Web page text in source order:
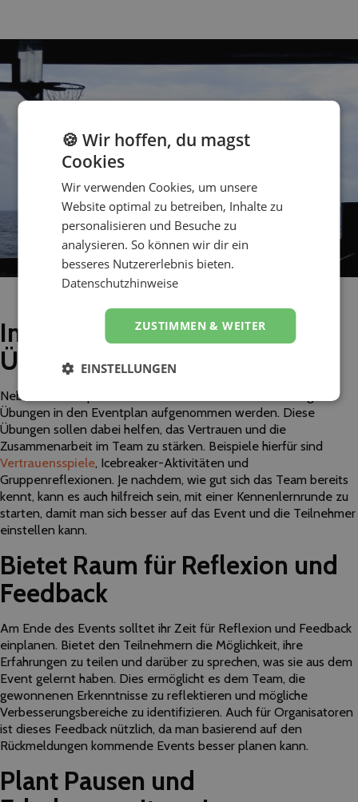
Integriert Team-Building-
Übungen
Neben den Hauptaktivitäten können auch Team-Building-
Übungen in den Eventplan aufgenommen werden. Diese
Übungen sollen dabei helfen, das Vertrauen und die
Zusammenarbeit im Team zu stärken. Beispiele hierfür sind
Vertrauensspiele, Icebreaker-Aktivitäten und
Gruppenreflexionen. Je nachdem, wie gut sich das Team bereits
kennt, kann es auch hilfreich sein, mit einer Kennenlernrunde zu
starten, damit man sich besser auf das Event und die Teilnehmer
einstellen kann.
Bietet Raum für Reflexion und
Feedback
Am Ende des Events solltet ihr Zeit für Reflexion und Feedback
einplanen. Bietet den Teilnehmern die Möglichkeit, ihre
Erfahrungen zu teilen und darüber zu sprechen, was sie aus dem
Event gelernt haben. Dies ermöglicht es dem Team, die
gewonnenen Erkenntnisse zu reflektieren und mögliche
Verbesserungsbereiche zu identifizieren. Auch für Organisatoren
ist dieses Feedback nützlich, da man basierend auf den
Rückmeldungen kommende Events besser planen kann.
Plant Pausen und
🍪 Wir hoffen, du magst
Cookies
Wir verwenden Cookies, um unsere
Website optimal zu betreiben, Inhalte zu
personalisieren und Besuche zu
analysieren. So können wir dir ein
besseres Nutzererlebnis bieten.
Datenschutzhinweise
ZUSTIMMEN & WEITER
EINSTELLUNGEN